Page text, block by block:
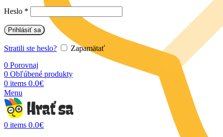
Heslo *
Prihlásiť sa
Stratili ste heslo?
Zapamätať
0 Porovnaj
0 Obľúbené produkty
0 items 0.0€
Menu
0 items 0.0€